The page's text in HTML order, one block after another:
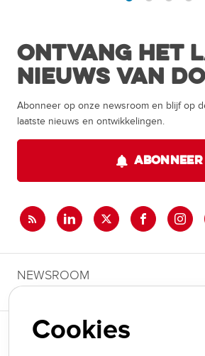
Ontvang het
nieuws van
Abonneer op onze newsroom en blijf op
laatste nieuws en ontwikkelingen.
ABONNEER
NEWSROOM
THEMA'S
Cookies